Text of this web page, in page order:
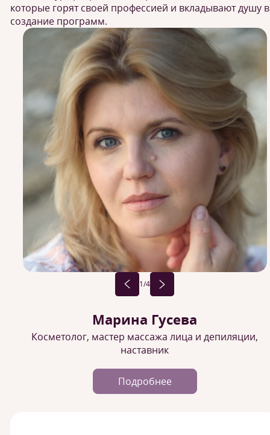
которые горят своей профессией и вкладывают душу в
создание программ.
1/4
Марина Гусева
Косметолог, мастер массажа лица и депиляции,
наставник
Подробнее